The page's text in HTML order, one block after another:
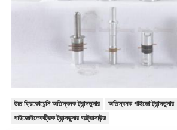
উচ্চ ফ্রিকোয়েন্সি অতিস্বনক ট্রান্সডুসার
অতিস্বনক পাইজো ট্রান্সডুসার
পাইজোইলেকট্রিক ট্রান্সডুসার আল্ট্রাসাউন্ড